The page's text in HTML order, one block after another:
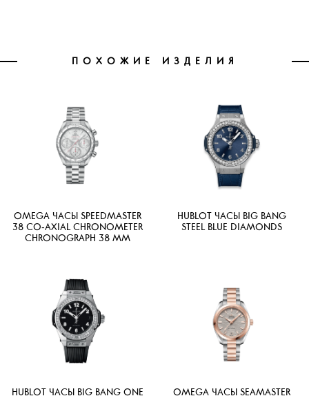
ПОХОЖИЕ ИЗДЕЛИЯ
OMEGA ЧАСЫ SPEEDMASTER
38 CO‑AXIAL CHRONOMETER
CHRONOGRAPH 38 MM
HUBLOT ЧАСЫ BIG BANG
STEEL BLUE DIAMONDS
HUBLOT ЧАСЫ BIG BANG ONE OMEGA ЧАСЫ SEAMASTER